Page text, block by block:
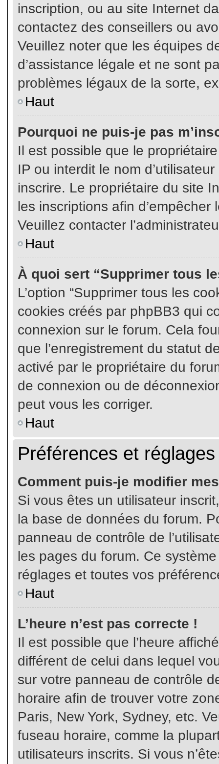
inscription, ou au site Internet
contactez des conseillers ou
Veuillez noter que les équipes
d’assistance légale et ne sont
problèmes légaux de la sorte,
Haut
Pourquoi ne puis-je pas
Il est possible que le
IP ou interdit le nom
inscrire. Le propriétaire du site
les inscriptions afin d’empêcher
Veuillez contacter
Haut
À quoi sert “Supprimer tous
L’option “Supprimer tous les
cookies créés par phpBB3 qui
connexion sur le forum. Cela
que l’enregistrement du statut
activé par le propriétaire du
de connexion ou de
peut vous les corriger.
Haut
Préférences et
Comment puis-je modifier
Si vous êtes un utilisateur
la base de données du forum.
panneau de contrôle de
les pages du forum. Ce
réglages et toutes vos
Haut
L’heure n’est pas correcte !
Il est possible que l’heure
différent de celui dans lequel
sur votre panneau de contrôle
horaire afin de trouver votre
Paris, New York, Sydney, etc.
fuseau horaire, comme la
utilisateurs inscrits. Si vous